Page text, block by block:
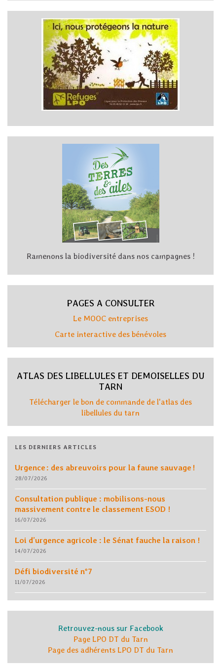
Ramenons la biodiversité dans nos campagnes !
PAGES A CONSULTER
Le MOOC entreprises
Carte interactive des bénévoles
ATLAS DES LIBELLULES ET DEMOISELLES DU
TARN
Télécharger le bon de commande de l'atlas des
libellules du tarn
LES DERNIERS ARTICLES
Urgence : des abreuvoirs pour la faune sauvage !
28/07/2026
Consultation publique : mobilisons-nous
massivement contre le classement ESOD !
16/07/2026
Loi d’urgence agricole : le Sénat fauche la raison !
14/07/2026
Défi biodiversité n°7
11/07/2026
Retrouvez-nous sur Facebook
Page LPO DT du Tarn
Page des adhérents LPO DT du Tarn